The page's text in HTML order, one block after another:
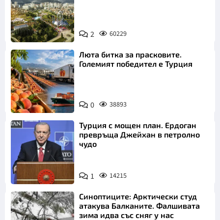
2 60229
Люта битка за прасковите.
Големият победител е Турция
0 38893
Турция с мощен план. Ердоган
превръща Джейхан в петролно
чудо
1 14215
Синоптиците: Арктически студ
атакува Балканите. Фалшивата
зима идва със сняг у нас